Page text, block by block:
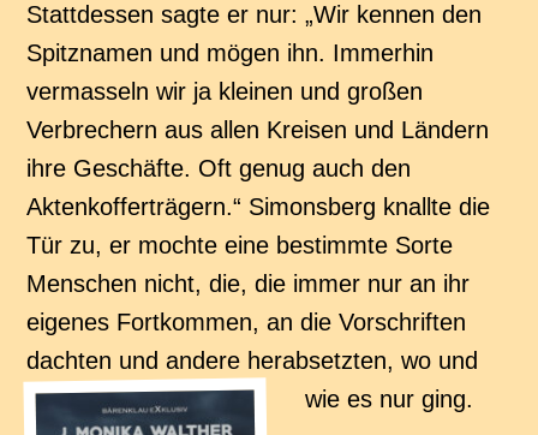
Stattdessen sagte er nur: „Wir kennen den
Spitznamen und mögen ihn. Immerhin
vermasseln wir ja kleinen und großen
Verbrechern aus allen Kreisen und Ländern
ihre Geschäfte. Oft genug auch den
Aktenkofferträgern.“ Simonsberg knallte die
Tür zu, er mochte eine bestimmte Sorte
Menschen nicht, die, die immer nur an ihr
eigenes Fortkommen, an die Vorschriften
dachten und andere herabsetzten, wo und
wie es nur ging.